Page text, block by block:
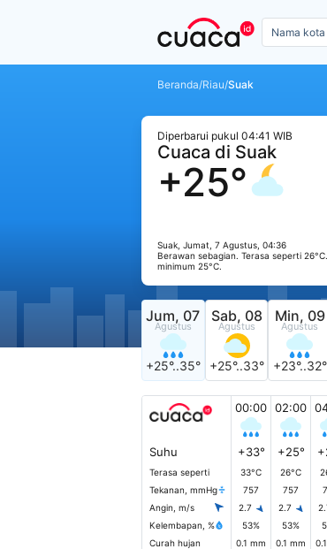
Beranda/Riau/Suak
Diperbarui pukul 04:41 WIB
Cuaca di Suak
+25°
Suak, Jumat, 7 Agustus, 04:36
Berawan sebagian. Terasa seperti
minimum 25°C.
Jum, 07
Agustus
+25°..35°
Sab, 08
Agustus
+25°..33°
Min, 09
Agustus
+23°..32°
00:00 02:00
Suhu +33° +25°
Terasa seperti 33°C 26°C
Tekanan, mmHg
757 757
Angin, m/s
2.7 2.7
Kelembapan, %
53% 53%
Curah hujan
0.1 mm 0.1 mm